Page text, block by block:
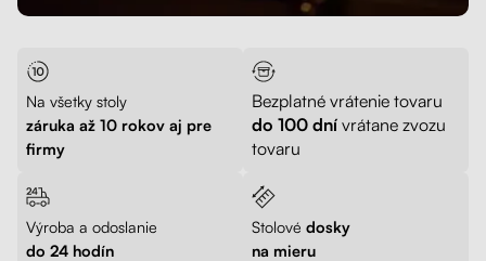
Na všetky stoly
záruka až 10 rokov aj pre
firmy
Bezplatné vrátenie tovaru
do 100 dní vrátane zvozu
tovaru
Výroba a odoslanie
do 24 hodín
Stolové dosky
na mieru